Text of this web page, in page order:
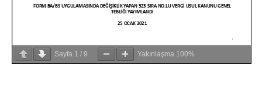
Sayfa 1 / 9 Yakınlaşma 100%